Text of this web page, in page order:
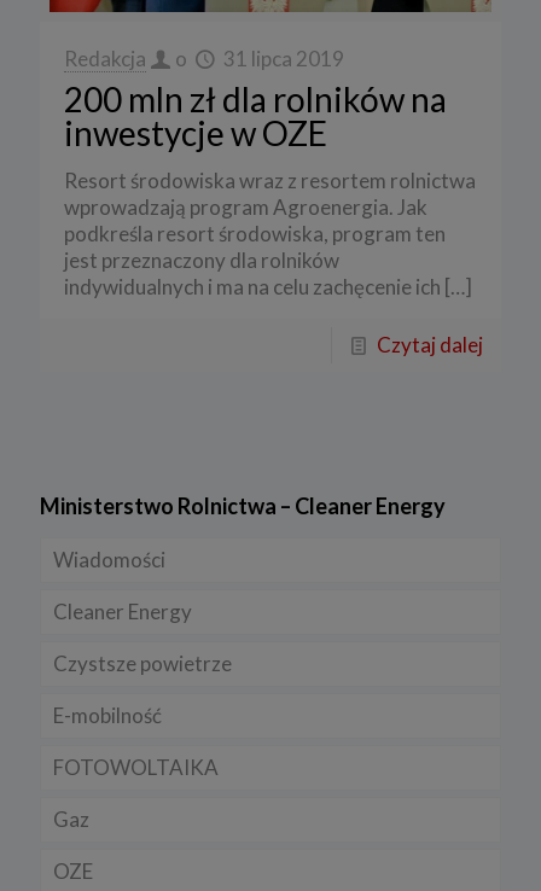
Redakcja o 31 lipca 2019
200 mln zł dla rolników na
inwestycje w OZE
Resort środowiska wraz z resortem rolnictwa
wprowadzają program Agroenergia. Jak
podkreśla resort środowiska, program ten
jest przeznaczony dla rolników
indywidualnych i ma na celu zachęcenie ich […]
Czytaj dalej
Ministerstwo Rolnictwa – Cleaner Energy
Wiadomości
Firmy
Prawo
Rynek/Gospodarka
Cleaner Energy
Dla domu
Dla firmy
Dla samorządu
Czystsze powietrze
E-mobilność
E-ładowarki
Samochody elektryczne EV
Auta hybrydowe m-HEV i HEV
FOTOWOLTAIKA
Gaz
Rynek gazu
OZE